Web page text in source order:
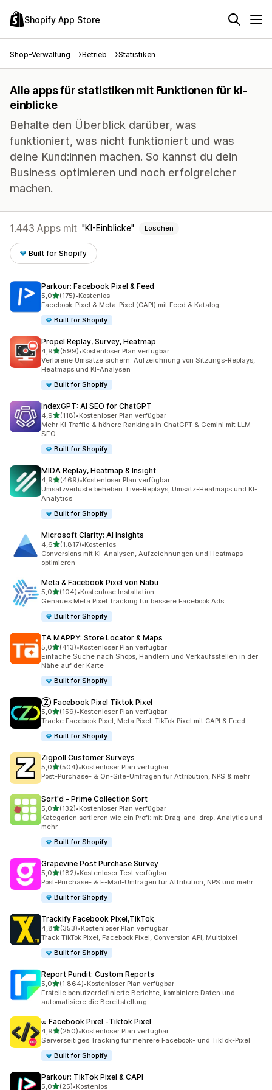
Shopify App Store
Shop-Verwaltung Betrieb Statistiken
Alle apps für statistiken mit Funktionen für ki-
einblicke
Behalte den Überblick darüber, was
funktioniert, was nicht funktioniert und was
deine Kund:innen machen. So kannst du dein
Business optimieren und noch erfolgreicher
machen.
1.443 Apps mit KI-Einblicke Löschen
Built for Shopify
Parkour: Facebook Pixel & Feed
5,0von 5 Sternen
(175)
175 Rezensionen insgesamt
•Kostenlos
Facebook-Pixel & Meta-Pixel (CAPI) mit Feed & Katalog
Built for Shopify
Propel Replay, Survey, Heatmap
4,9von 5 Sternen
(599)
599 Rezensionen insgesamt
•Kostenloser Plan verfügbar
Verlorene Umsätze sichern: Aufzeichnung von Sitzungs-Replays,
Heatmaps und KI-Analysen
Built for Shopify
IndexGPT: AI SEO for ChatGPT
4,9von 5 Sternen
(118)
118 Rezensionen insgesamt
•Kostenloser Plan verfügbar
Mehr KI-Traffic & höhere Rankings in ChatGPT & Gemini mit LLM-
SEO
Built for Shopify
MIDA Replay, Heatmap & Insight
4,9von 5 Sternen
(469)
469 Rezensionen insgesamt
•Kostenloser Plan verfügbar
Umsatzverluste beheben: Live-Replays, Umsatz-Heatmaps und KI-
Analytics
Built for Shopify
Microsoft Clarity: AI Insights
4,6von 5 Sternen
(1.817)
1817 Rezensionen insgesamt
•Kostenlos
Conversions mit KI-Analysen, Aufzeichnungen und Heatmaps
optimieren
Meta & Facebook Pixel von Nabu
5,0von 5 Sternen
(104)
104 Rezensionen insgesamt
•Kostenlose Installation
Genaues Meta Pixel Tracking für bessere Facebook Ads
Built for Shopify
TA MAPPY: Store Locator & Maps
5,0von 5 Sternen
(413)
413 Rezensionen insgesamt
•Kostenloser Plan verfügbar
Einfache Suche nach Shops, Händlern und Verkaufsstellen in der
Nähe auf der Karte
Built for Shopify
Ⓩ Facebook Pixel Tiktok Pixel
5,0von 5 Sternen
(159)
159 Rezensionen insgesamt
•Kostenloser Plan verfügbar
Tracke Facebook Pixel, Meta Pixel, TikTok Pixel mit CAPI & Feed
Built for Shopify
Zigpoll Customer Surveys
5,0von 5 Sternen
(504)
504 Rezensionen insgesamt
•Kostenloser Plan verfügbar
Post-Purchase- & On-Site-Umfragen für Attribution, NPS & mehr
Sort'd ‑ Prime Collection Sort
5,0von 5 Sternen
(132)
132 Rezensionen insgesamt
•Kostenloser Plan verfügbar
Kategorien sortieren wie ein Profi: mit Drag-and-drop, Analytics und
mehr
Built for Shopify
Grapevine Post Purchase Survey
5,0von 5 Sternen
(182)
182 Rezensionen insgesamt
•Kostenloser Test verfügbar
Post-Purchase- & E-Mail-Umfragen für Attribution, NPS und mehr
Built for Shopify
Trackify Facebook Pixel,TikTok
4,8von 5 Sternen
(353)
353 Rezensionen insgesamt
•Kostenloser Plan verfügbar
Track TikTok Pixel, Facebook Pixel, Conversion API, Multipixel
Built for Shopify
Report Pundit: Custom Reports
5,0von 5 Sternen
(1.864)
1864 Rezensionen insgesamt
•Kostenloser Plan verfügbar
Erstelle benutzerdefinierte Berichte, kombiniere Daten und
automatisiere die Bereitstellung
∞ Facebook Pixel ‑Tiktok Pixel
4,9von 5 Sternen
(250)
250 Rezensionen insgesamt
•Kostenloser Plan verfügbar
Serverseitiges Tracking für mehrere Facebook- und TikTok-Pixel
Built for Shopify
Parkour: TikTok Pixel & CAPI
5,0von 5 Sternen
(25)•Kostenlos